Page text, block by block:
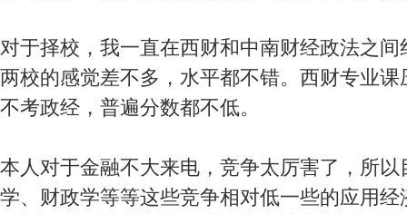
对于择校，我一直在西财和中南财经政法之
两校的感觉差不多，水平都不错。西财专业课
不考政经，普遍分数都不低。
本人对于金融不大来电，竞争太厉害了，所
学、财政学等等这些竞争相对低一些的应用